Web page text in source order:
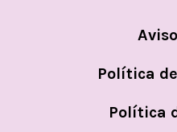
Política
Política